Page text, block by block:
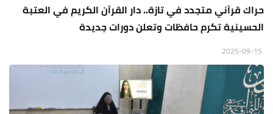
حراك قرآني متجدد في تازة.. دار القرآن الكريم في العتبة
الحسينية تكرم حافظات وتعلن دورات جديدة